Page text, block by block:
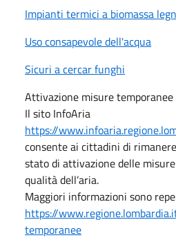
Impianti termici a biomassa
Uso consapevole dell'acqua
Sicuri a cercar funghi
Attivazione misure
Il sito InfoAria
https://
consente ai cittadini di
stato di attivazione delle
qualità dell’aria.
Maggiori informazioni sono
https://
temporanee